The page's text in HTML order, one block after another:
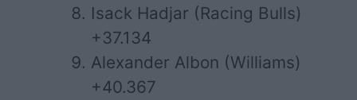
Isack Hadjar (Racing Bulls)
+37.134
Alexander Albon (Williams)
+40.367